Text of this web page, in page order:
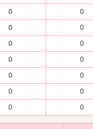
0 0
0 0
0 0
0 0
0 0
0 0
0 0